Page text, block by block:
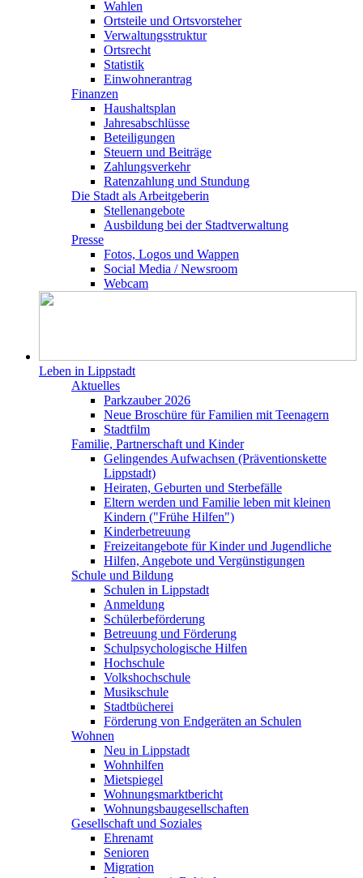
Wahlen
Ortsteile und Ortsvorsteher
Verwaltungsstruktur
Ortsrecht
Statistik
Einwohnerantrag
Finanzen
Haushaltsplan
Jahresabschlüsse
Beteiligungen
Steuern und Beiträge
Zahlungsverkehr
Ratenzahlung und Stundung
Die Stadt als Arbeitgeberin
Stellenangebote
Ausbildung bei der Stadtverwaltung
Presse
Fotos, Logos und Wappen
Social Media / Newsroom
Webcam
Leben in Lippstadt
Aktuelles
Parkzauber 2026
Neue Broschüre für Familien mit Teenagern
Stadtfilm
Familie, Partnerschaft und Kinder
Gelingendes Aufwachsen (Präventionskette
Lippstadt)
Heiraten, Geburten und Sterbefälle
Eltern werden und Familie leben mit kleinen
Kindern ("Frühe Hilfen")
Kinderbetreuung
Freizeitangebote für Kinder und Jugendliche
Hilfen, Angebote und Vergünstigungen
Schule und Bildung
Schulen in Lippstadt
Anmeldung
Schülerbeförderung
Betreuung und Förderung
Schulpsychologische Hilfen
Hochschule
Volkshochschule
Musikschule
Stadtbücherei
Förderung von Endgeräten an Schulen
Wohnen
Neu in Lippstadt
Wohnhilfen
Mietspiegel
Wohnungsmarktbericht
Wohnungsbaugesellschaften
Gesellschaft und Soziales
Ehrenamt
Senioren
Migration